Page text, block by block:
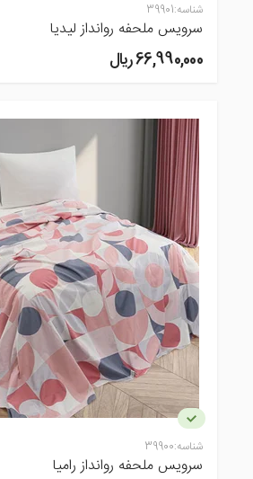
شناسه:39901
سرویس ملحفه روانداز لیدیا
66,990,000 ريال
شناسه:39900
سرویس ملحفه روانداز رامیا